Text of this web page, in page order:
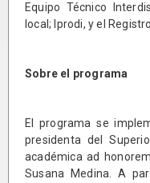
Equipo Técnico
local; Iprodi, y el
Sobre el programa
El programa se
presidenta del
académica ad
Susana Medina. A